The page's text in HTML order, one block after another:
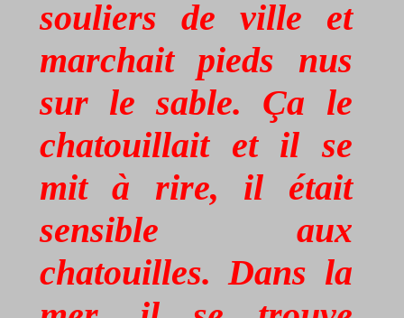
souliers de ville et
marchait pieds nus
sur le sable. Ça le
chatouillait et il se
mit à rire, il était
sensible aux
chatouilles. Dans la